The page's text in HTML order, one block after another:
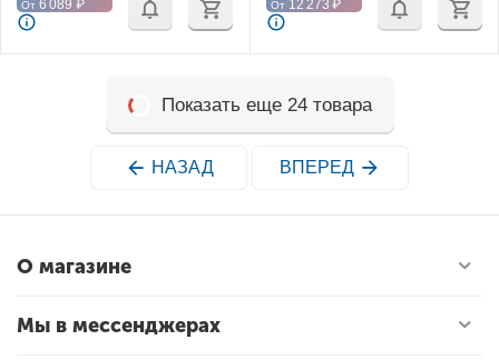
От 6 089 ₽ От 12 273 ₽
Показать еще 24 товара
НАЗАД ВПЕРЕД
О магазине
Мы в мессенджерах